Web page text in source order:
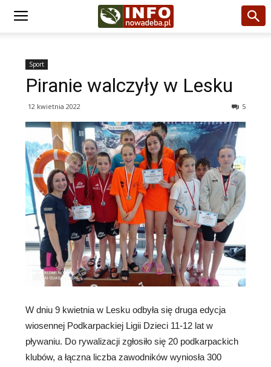
Sport
Piranie walczyły w Lesku
12 kwietnia 2022 5
W dniu 9 kwietnia w Lesku odbyła się druga edycja
wiosennej Podkarpackiej Ligii Dzieci 11-12 lat w
pływaniu. Do rywalizacji zgłosiło się 20 podkarpackich
klubów, a łączna liczba zawodników wyniosła 300